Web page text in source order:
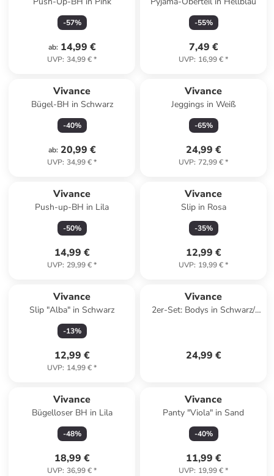
-57%
ab: 14,99 €
UVP: 34,99 €*
-55%
7,49 €
UVP: 16,99 €*
Vivance
Bügel-BH in Schwarz
-40%
ab: 20,99 €
UVP: 34,99 €*
Vivance
Jeggings in Weiß
-65%
24,99 €
UVP: 72,99 €*
Vivance
Push-up-BH in Lila
-50%
14,99 €
UVP: 29,99 €*
Vivance
Slip in Rosa
-35%
12,99 €
UVP: 19,99 €*
Vivance
Slip "Alba" in Schwarz
-13%
12,99 €
UVP: 14,99 €*
Vivance
2er-Set: Bodys in Schwarz/
24,99 €
Vivance
Bügelloser BH in Lila
-48%
18,99 €
UVP: 36,99 €*
Vivance
Panty "Viola" in Sand
-40%
11,99 €
UVP: 19,99 €*